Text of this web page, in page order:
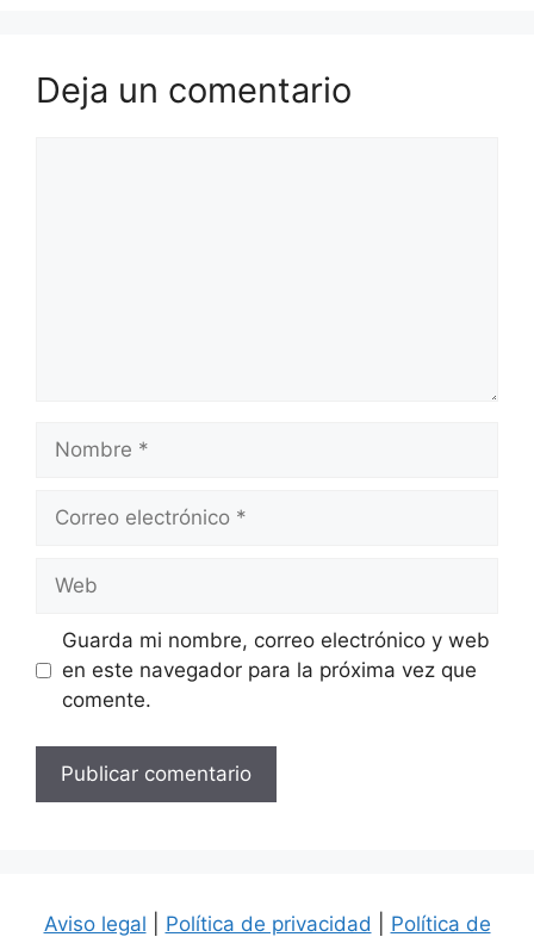
Deja un comentario
Nombre
Correo
Web
Guarda mi nombre, correo electrónico y web
en este navegador para la próxima vez que
comente.
Aviso legal Política de privacidad Política de